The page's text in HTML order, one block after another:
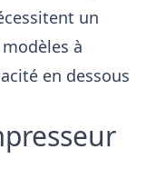
un
à
en dessous